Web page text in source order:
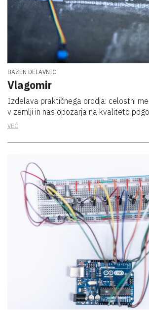
BAZEN DELAVNIC
Vlagomir
Izdelava praktičnega orodja: celostni
v zemlji in nas opozarja na kvaliteto
VEČ